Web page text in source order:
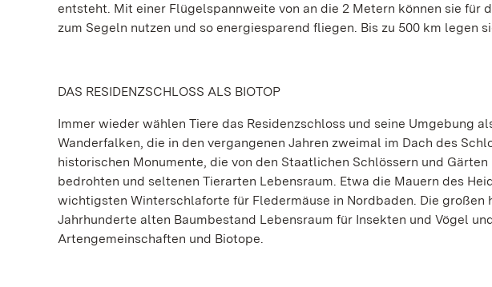
entsteht. Mit einer Flügelspannweite von an die 2 Metern können sie für
zum Segeln nutzen und so energiesparend fliegen. Bis zu 500 km legen
DAS RESIDENZSCHLOSS ALS BIOTOP
Immer wieder wählen Tiere das Residenzschloss und seine Umgebung
Wanderfalken, die in den vergangenen Jahren zweimal im Dach des
historischen Monumente, die von den Staatlichen Schlössern und
bedrohten und seltenen Tierarten Lebensraum. Etwa die Mauern des
wichtigsten Winterschlaforte für Fledermäuse in Nordbaden. Die großen
Jahrhunderte alten Baumbestand Lebensraum für Insekten und Vögel
Artengemeinschaften und Biotope.